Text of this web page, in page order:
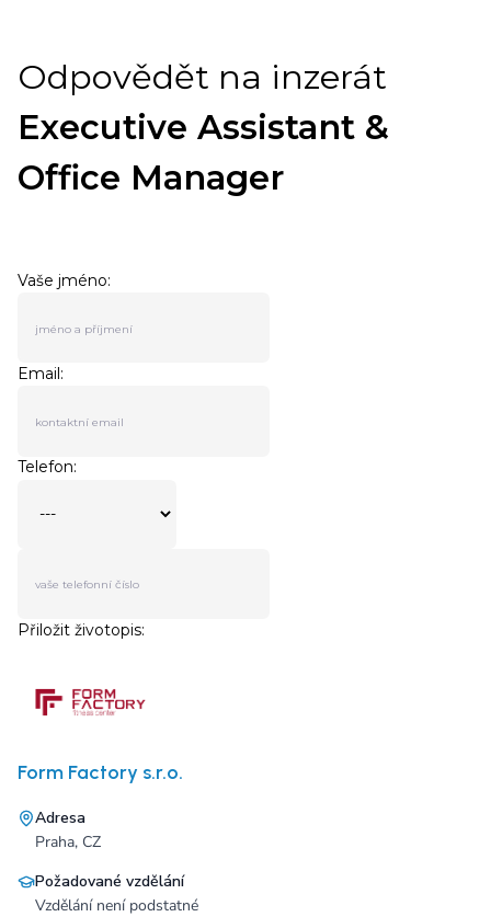
Form Factory s.r.o.
Adresa
Praha, CZ
Požadované vzdělání
Vzdělání není podstatné